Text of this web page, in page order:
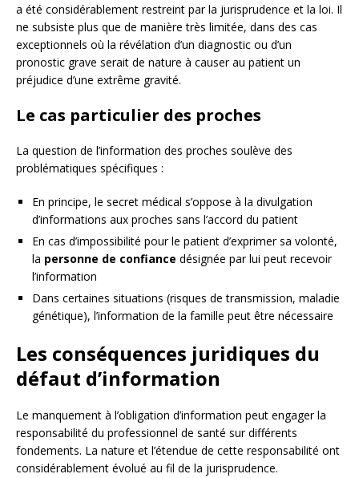
a été considérablement restreint par la jurisprudence et la loi. Il
ne subsiste plus que de manière très limitée, dans des cas
exceptionnels où la révélation d’un diagnostic ou d’un
pronostic grave serait de nature à causer au patient un
préjudice d’une extrême gravité.
Le cas particulier des proches
La question de l’information des proches soulève des
problématiques spécifiques :
En principe, le secret médical s’oppose à la divulgation
d’informations aux proches sans l’accord du patient
En cas d’impossibilité pour le patient d’exprimer sa volonté,
la personne de confiance désignée par lui peut recevoir
l’information
Dans certaines situations (risques de transmission, maladie
génétique), l’information de la famille peut être nécessaire
Les conséquences juridiques du
défaut d’information
Le manquement à l’obligation d’information peut engager la
responsabilité du professionnel de santé sur différents
fondements. La nature et l’étendue de cette responsabilité ont
considérablement évolué au fil de la jurisprudence.